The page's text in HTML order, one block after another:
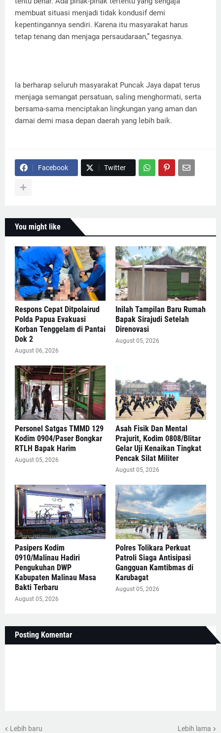
membuat situasi menjadi tidak kondusif demi
kepentingannya sendiri. Karena itu masyarakat harus
tetap tenang dan menjaga persaudaraan,” tegasnya.
Ia berharap seluruh masyarakat Puncak Jaya dapat terus
menjaga semangat persatuan, saling menghormati, serta
bersama-sama menciptakan lingkungan yang aman dan
damai demi masa depan daerah yang lebih baik.
Facebook Twitter
You might like
Respons Cepat Ditpolairud
Polda Papua Evakuasi
Korban Tenggelam di Pantai
Dok 2
August 06, 2026
Inilah Tampilan Baru Rumah
Bapak Sirajudi Setelah
Direnovasi
August 05, 2026
Personel Satgas TMMD 129
Kodim 0904/Paser Bongkar
RTLH Bapak Harim
August 05, 2026
Asah Fisik Dan Mental
Prajurit, Kodim 0808/Blitar
Gelar Uji Kenaikan Tingkat
Pencak Silat Militer
August 05, 2026
Pasipers Kodim
0910/Malinau Hadiri
Pengukuhan DWP
Kabupaten Malinau Masa
Bakti Terbaru
August 05, 2026
Polres Tolikara Perkuat
Patroli Siaga Antisipasi
Gangguan Kamtibmas di
Karubagat
August 05, 2026
Posting Komentar
Lebih baru Lebih lama